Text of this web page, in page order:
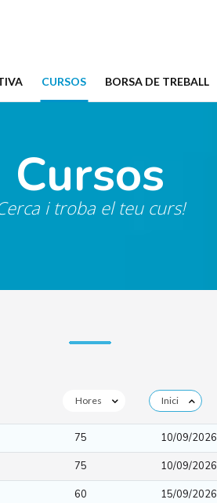
CURSOS(CURRENT)
BORSA DE TREBALL
Cursos
i troba el teu curs!
Hores Inici
75 10/09/2026
75 10/09/2026
60 15/09/2026